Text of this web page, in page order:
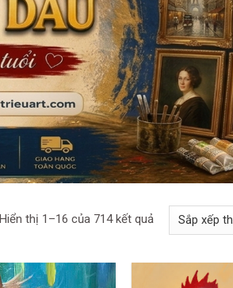
Hiển thị 1–16 của 714 kết quả